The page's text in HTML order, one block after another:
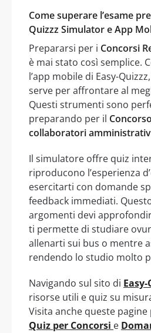
Come superare l’esame
Quizzz Simulator e App
Prepararsi per i Concorsi
è mai stato così semplice.
l’app mobile di Easy-
serve per affrontare al
Questi strumenti sono
preparando per il
collaboratori
Il simulatore offre quiz
riproducono l’esperienza
esercitarti con domande
feedback immediati.
argomenti devi
ti permette di studiare
allenarti sui bus o mentre
rendendo lo studio molto
Navigando sul sito di
risorse utili e quiz su
Visita anche queste
Quiz per Concorsi e